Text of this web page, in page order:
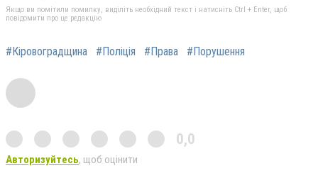
Якщо ви помітили помилку, виділіть необхідний текст і натисніть Ctrl + Enter, щоб
повідомити про це редакцію
#Кіровоградщина #Поліція #Права #Порушення
0,0
Авторизуйтесь, щоб оцінити